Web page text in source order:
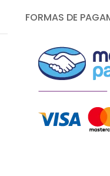
FORMAS DE